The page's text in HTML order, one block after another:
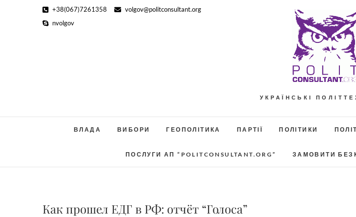
+38(067)7261358
volgov@politconsultant.org
nvolgov
УКРАЇНСЬКІ
ВЛАДА ВИБОРИ ГЕОПОЛІТИКА ПАРТІЇ ПОЛІТИКИ
ПОСЛУГИ АП “POLITCONSULTANT.ORG” ЗАМОВИТИ
Как прошел ЕДГ в РФ: отчёт “Голоса”